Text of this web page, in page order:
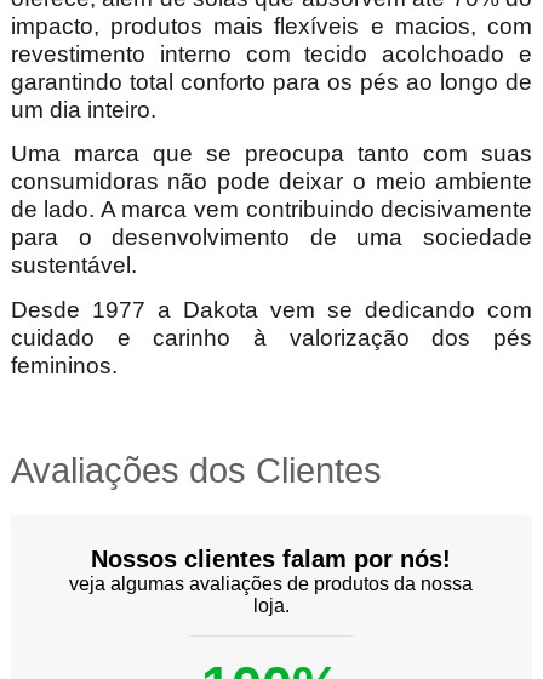
impacto, produtos mais flexíveis e macios, com
revestimento interno com tecido acolchoado e
garantindo total conforto para os pés ao longo de
um dia inteiro.
Uma marca que se preocupa tanto com suas
consumidoras não pode deixar o meio ambiente
de lado. A marca vem contribuindo decisivamente
para o desenvolvimento de uma sociedade
sustentável.
Desde 1977 a Dakota vem se dedicando com
cuidado e carinho à valorização dos pés
femininos.
Avaliações dos Clientes
Nossos clientes falam por nós!
veja algumas avaliações de produtos da nossa
loja.